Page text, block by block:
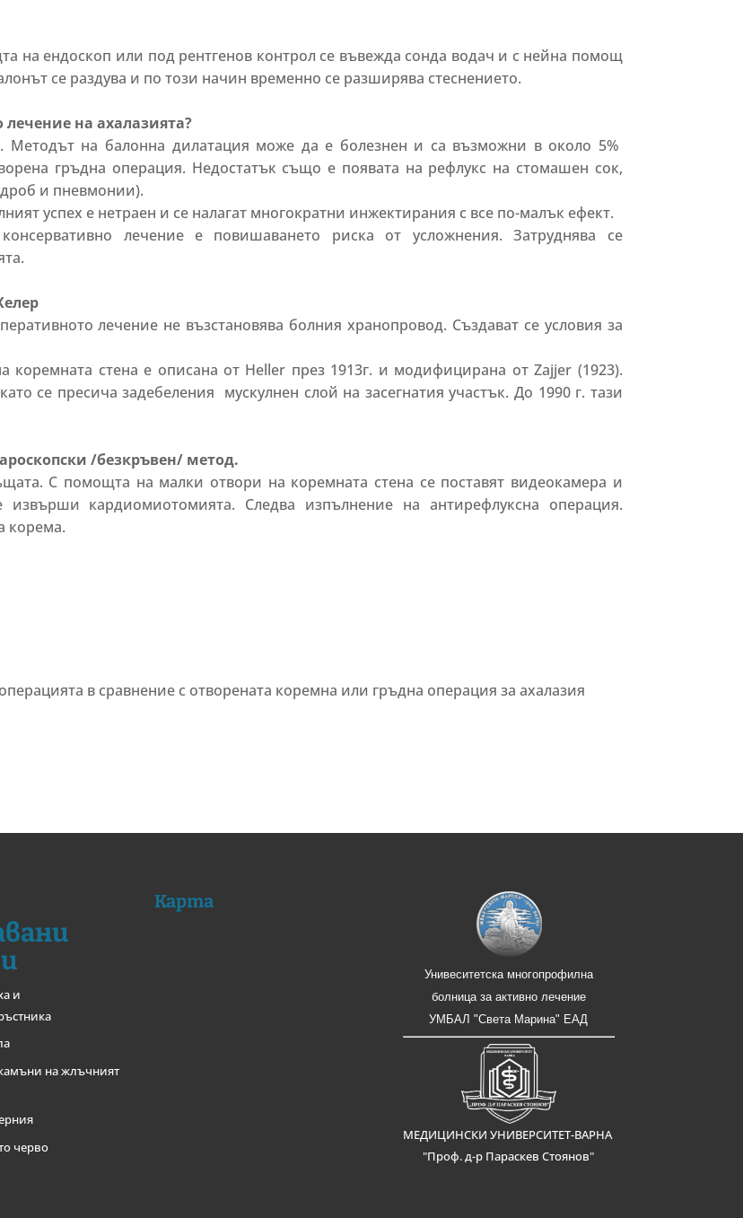
на ендоскоп или под рентгенов контрол се въвежда сонда водач и с нейна помощ
се раздува и по този начин временно се разширява стеснението.
на ахалазията?
Методът на балонна дилатация може да е болезнен и са възможни в около 5%
гръдна операция. Недостатък също е появата на рефлукс на стомашен сок,
и пневмонии).
успех е нетраен и се налагат многократни инжектирания с все по-малък ефект.
лечение е повишаването риска от усложнения. Затруднява се
лечение не възстановява болния хранопровод. Създават се условия за
коремната стена е описана от Heller през 1913г. и модифицирана от Zajjer (1923).
се пресича задебеления мускулнен слой на засегнатия участък. До 1990 г. тази
/безкръвен/ метод.
С помощта на малки отвори на коремната стена се поставят видеокамера и
кардиомиотомията. Следва изпълнение на антирефлуксна операция.
корема.
в сравнение с отворената коремна или гръдна операция за ахалазия
и
на жлъчният
черво
Карта
Унивеситетска многопрофилна
болница за активно лечение
УМБАЛ "Света Марина" ЕАД
МЕДИЦИНСКИ УНИВЕРСИТЕТ-ВАРНА
"Проф. д-р Параскев Стоянов"